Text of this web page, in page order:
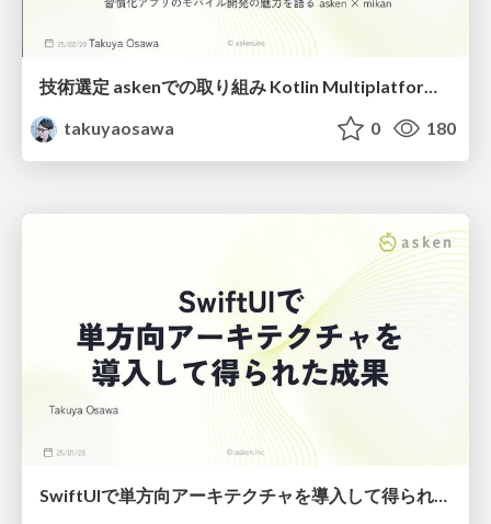
技術選定 askenでの取り組み Kotlin Multiplatform編
takuyaosawa
0 180
SwiftUIで単方向アーキテクチャを導入して得られた成果